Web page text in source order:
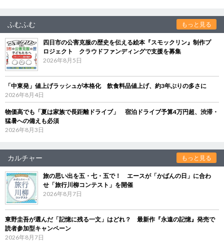
ふむふむ もっと見る
四日市の公害克服の歴史を伝える絵本『スモックリン』制作プ
ロジェクト クラウドファンディングで支援を募集
2026年8月5日
「中東発」値上げラッシュが本格化 飲食料品値上げ、約3年ぶりの多さに
2026年8月4日
物価高でも「夏は家族で長距離ドライブ」 宿泊ドライブ予算4万円超、渋滞・
猛暑への備えも必須
2026年8月3日
カルチャー もっと見る
旅の思い出を五・七・五で！ エースが「かばんの日」に合わ
せ「旅行川柳コンテスト」を開催
2026年8月7日
東野圭吾が選んだ「記憶に残る一文」はどれ？ 最新作『永遠の記憶』発売で
読者参加型キャンペーン
2026年8月7日